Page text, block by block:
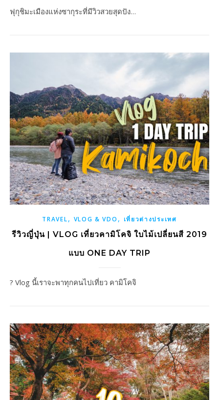
ฟุกุชิมะเมืองแห่งซากุระที่มีวิวสวยสุดปัง…
TRAVEL, VLOG & VDO , เที่ยวต่างประเทศ
รีวิวญี่ปุ่น | VLOG เที่ยวคามิโคจิ ใบไม้เปลี่ยนสี 2019
แบบ ONE DAY TRIP
? Vlog นี้เราจะพาทุกคนไปเที่ยว คามิโคจิ